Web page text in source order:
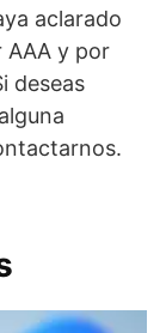
aclarado
AAA y por
deseas